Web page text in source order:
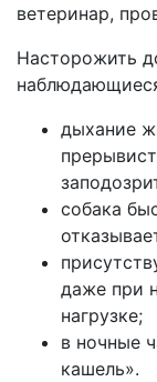
ветеринар,
Насторожить
дыхание
собака
даже при
нагрузке;
в ночные
кашель».